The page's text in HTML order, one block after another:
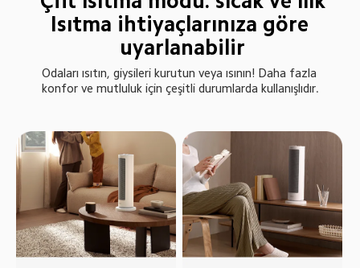
Isıtma ihtiyaçlarınıza göre
uyarlanabilir
Odaları ısıtın, giysileri kurutun veya ısının! Daha fazla
konfor ve mutluluk için çeşitli durumlarda kullanışlıdır.